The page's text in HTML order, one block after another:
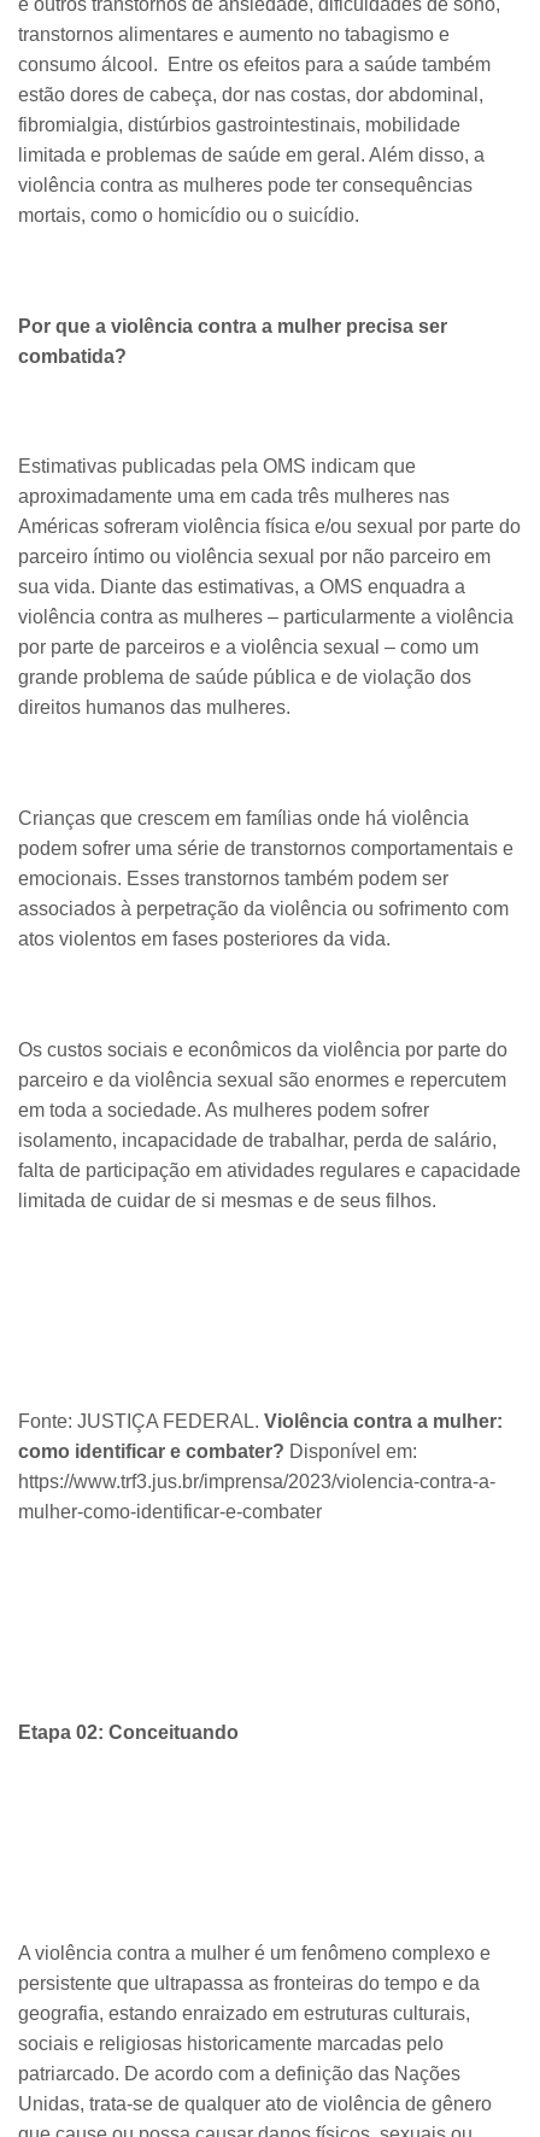
e outros transtornos de ansiedade, dificuldades de sono,
transtornos alimentares e aumento no tabagismo e
consumo álcool. Entre os efeitos para a saúde também
estão dores de cabeça, dor nas costas, dor abdominal,
fibromialgia, distúrbios gastrointestinais, mobilidade
limitada e problemas de saúde em geral. Além disso, a
violência contra as mulheres pode ter consequências
mortais, como o homicídio ou o suicídio.
Por que a violência contra a mulher precisa ser
combatida?
Estimativas publicadas pela OMS indicam que
aproximadamente uma em cada três mulheres nas
Américas sofreram violência física e/ou sexual por parte do
parceiro íntimo ou violência sexual por não parceiro em
sua vida. Diante das estimativas, a OMS enquadra a
violência contra as mulheres – particularmente a violência
por parte de parceiros e a violência sexual – como um
grande problema de saúde pública e de violação dos
direitos humanos das mulheres.
Crianças que crescem em famílias onde há violência
podem sofrer uma série de transtornos comportamentais e
emocionais. Esses transtornos também podem ser
associados à perpetração da violência ou sofrimento com
atos violentos em fases posteriores da vida.
Os custos sociais e econômicos da violência por parte do
parceiro e da violência sexual são enormes e repercutem
em toda a sociedade. As mulheres podem sofrer
isolamento, incapacidade de trabalhar, perda de salário,
falta de participação em atividades regulares e capacidade
limitada de cuidar de si mesmas e de seus filhos.
Fonte: JUSTIÇA FEDERAL. Violência contra a mulher:
como identificar e combater? Disponível em:
https://www.trf3.jus.br/imprensa/2023/violencia-contra-a-
mulher-como-identificar-e-combater
Etapa 02: Conceituando
A violência contra a mulher é um fenômeno complexo e
persistente que ultrapassa as fronteiras do tempo e da
geografia, estando enraizado em estruturas culturais,
sociais e religiosas historicamente marcadas pelo
patriarcado. De acordo com a definição das Nações
Unidas, trata-se de qualquer ato de violência de gênero